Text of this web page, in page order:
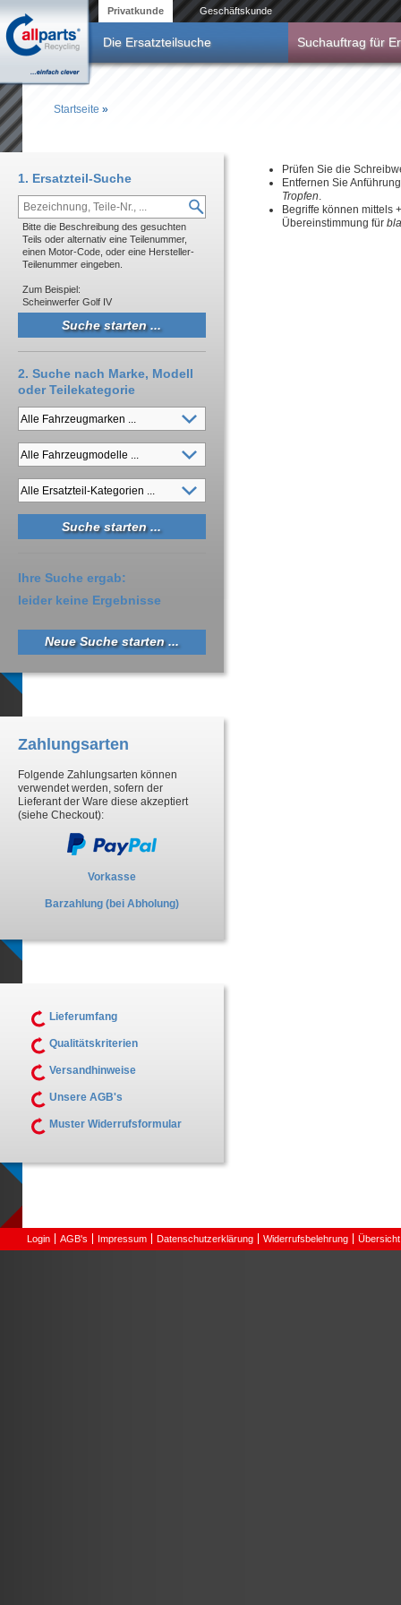
Privatkunde Geschäftskunde
Die Ersatzteilsuche Suchauftrag für
Startseite »
Prüfen Sie die
Entfernen Sie
Tropfen.
Begriffe können mittels
Übereinstimmung für
1. Ersatzteil-Suche
Bitte die Beschreibung des gesuchten
Teils oder alternativ eine Teilenummer,
einen Motor-Code, oder eine Hersteller-
Teilenummer eingeben.
Zum Beispiel:
Scheinwerfer Golf IV
2. Suche nach Marke, Modell
oder Teilekategorie
Ihre Suche ergab:
leider keine Ergebnisse
Neue Suche starten ...
Zahlungsarten
Folgende Zahlungsarten können
verwendet werden, sofern der
Lieferant der Ware diese akzeptiert
(siehe Checkout):
Vorkasse
Barzahlung (bei Abholung)
Lieferumfang
Qualitätskriterien
Versandhinweise
Unsere AGB's
Muster Widerrufsformular
Login AGB's Impressum Datenschutzerklärung Widerrufsbelehrung